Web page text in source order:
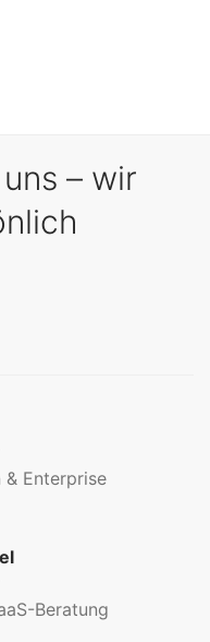
– wir
Enterprise
Beratung